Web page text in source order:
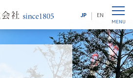
JP EN